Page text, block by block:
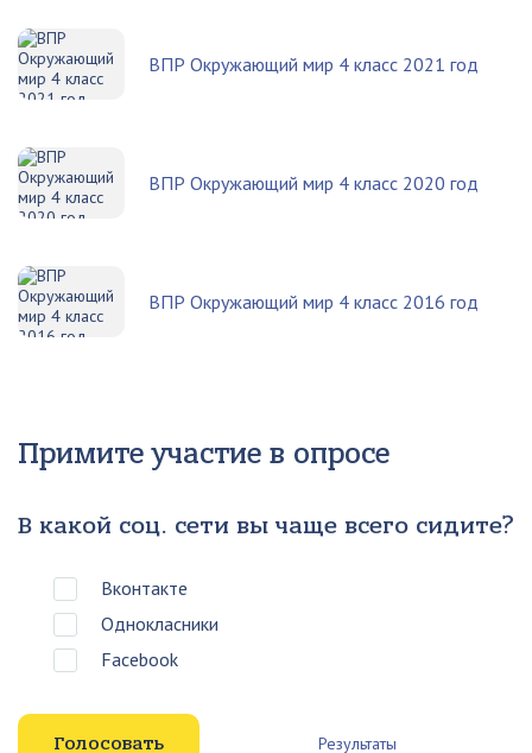
ВПР Окружающий мир 4 класс 2021 год
ВПР Окружающий мир 4 класс 2020 год
ВПР Окружающий мир 4 класс 2016 год
Примите участие в опросе
В какой соц. сети вы чаще всего сидите?
Вконтакте
Однокласники
Facebook
Результаты